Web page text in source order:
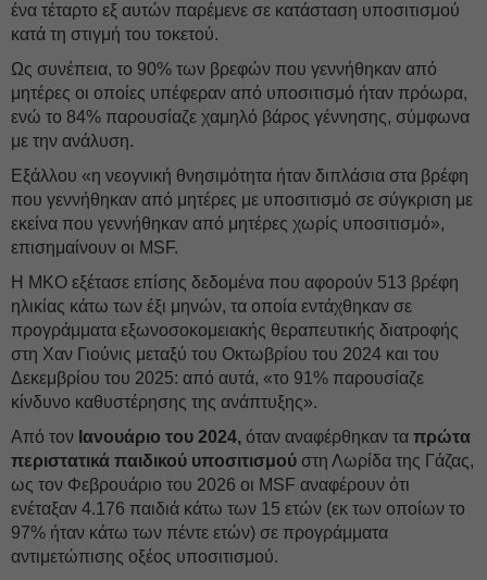
ένα τέταρτο εξ αυτών παρέμενε σε κατάσταση υποσιτισμού
κατά τη στιγμή του τοκετού.
Ως συνέπεια, το 90% των βρεφών που γεννήθηκαν από
μητέρες οι οποίες υπέφεραν από υποσιτισμό ήταν πρόωρα,
ενώ το 84% παρουσίαζε χαμηλό βάρος γέννησης, σύμφωνα
με την ανάλυση.
Εξάλλου «η νεογνική θνησιμότητα ήταν διπλάσια στα βρέφη
που γεννήθηκαν από μητέρες με υποσιτισμό σε σύγκριση με
εκείνα που γεννήθηκαν από μητέρες χωρίς υποσιτισμό»,
επισημαίνουν οι MSF.
Η ΜΚΟ εξέτασε επίσης δεδομένα που αφορούν 513 βρέφη
ηλικίας κάτω των έξι μηνών, τα οποία εντάχθηκαν σε
προγράμματα εξωνοσοκομειακής θεραπευτικής διατροφής
στη Χαν Γιούνις μεταξύ του Οκτωβρίου του 2024 και του
Δεκεμβρίου του 2025: από αυτά, «το 91% παρουσίαζε
κίνδυνο καθυστέρησης της ανάπτυξης».
Από τον Ιανουάριο του 2024, όταν αναφέρθηκαν τα πρώτα
περιστατικά παιδικού υποσιτισμού στη Λωρίδα της Γάζας,
ως τον Φεβρουάριο του 2026 οι MSF αναφέρουν ότι
ενέταξαν 4.176 παιδιά κάτω των 15 ετών (εκ των οποίων το
97% ήταν κάτω των πέντε ετών) σε προγράμματα
αντιμετώπισης οξέος υποσιτισμού.